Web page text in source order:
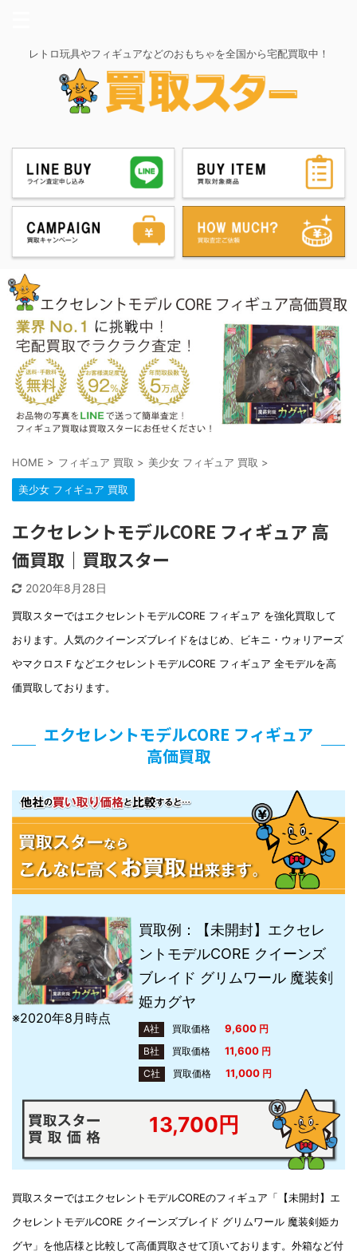
レトロ玩具やフィギュアなどのおもちゃを全国から宅配買取中！
HOME > フィギュア 買取 > 美少女 フィギュア 買取 >
美少女 フィギュア 買取
エクセレントモデルCORE フィギュア 高
価買取｜買取スター
2020年8月28日
買取スターではエクセレントモデルCORE フィギュア を強化買取して
おります。人気のクイーンズブレイドをはじめ、ビキニ・ウォリアーズ
やマクロスＦなどエクセレントモデルCORE フィギュア 全モデルを高
価買取しております。
エクセレントモデルCORE フィギュア
高価買取
買取例：【未開封】エクセレ
ントモデルCORE クイーンズ
ブレイド グリムワール 魔装剣
姫カグヤ
A社 買取価格 9,600円
B社
買取価格 11,600円
C社
買取価格 11,000 円
※2020年8月時点
13,700円
買取スターではエクセレントモデルCOREのフィギュア「【未開封】エ
クセレントモデルCORE クイーンズブレイド グリムワール 魔装剣姫カ
グヤ」を他店様と比較して高価買取させて頂いております。外箱など付